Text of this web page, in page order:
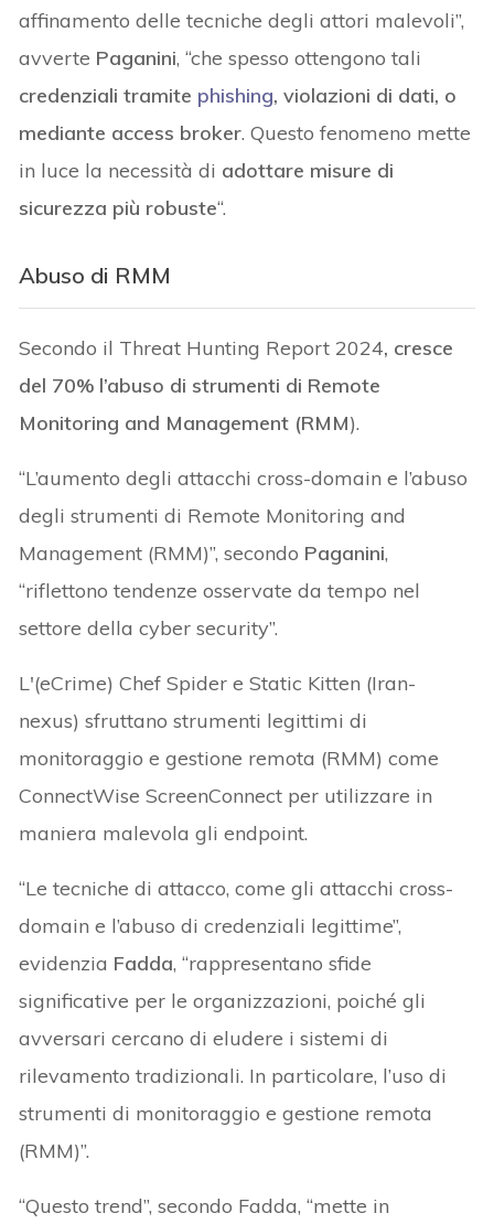
affinamento delle tecniche degli attori malevoli”,
avverte Paganini, “che spesso ottengono tali
credenziali tramite phishing, violazioni di dati, o
mediante access broker. Questo fenomeno mette
in luce la necessità di adottare misure di
sicurezza più robuste“.
Abuso di RMM
Secondo il Threat Hunting Report 2024, cresce
del 70% l’abuso di strumenti di Remote
Monitoring and Management (RMM).
“L’aumento degli attacchi cross-domain e l’abuso
degli strumenti di Remote Monitoring and
Management (RMM)”, secondo Paganini,
“riflettono tendenze osservate da tempo nel
settore della cyber security”.
L'(eCrime) Chef Spider e Static Kitten (Iran-
nexus) sfruttano strumenti legittimi di
monitoraggio e gestione remota (RMM) come
ConnectWise ScreenConnect per utilizzare in
maniera malevola gli endpoint.
“Le tecniche di attacco, come gli attacchi cross-
domain e l’abuso di credenziali legittime”,
evidenzia Fadda, “rappresentano sfide
significative per le organizzazioni, poiché gli
avversari cercano di eludere i sistemi di
rilevamento tradizionali. In particolare, l’uso di
strumenti di monitoraggio e gestione remota
(RMM)”.
“Questo trend”, secondo Fadda, “mette in